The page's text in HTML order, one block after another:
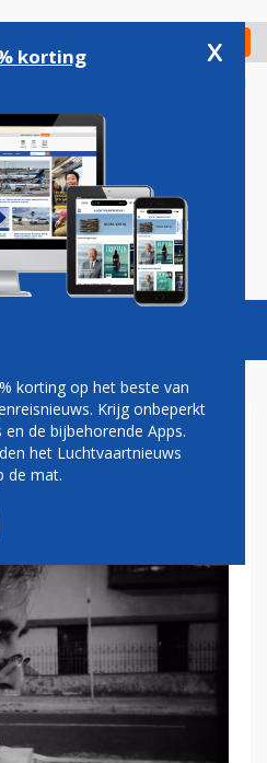
Check in
Vacatures
OVER DE
korting x
korting op het beste van
Krijg onbeperkt
de bijbehorende Apps.
het Luchtvaartnieuws
de mat.